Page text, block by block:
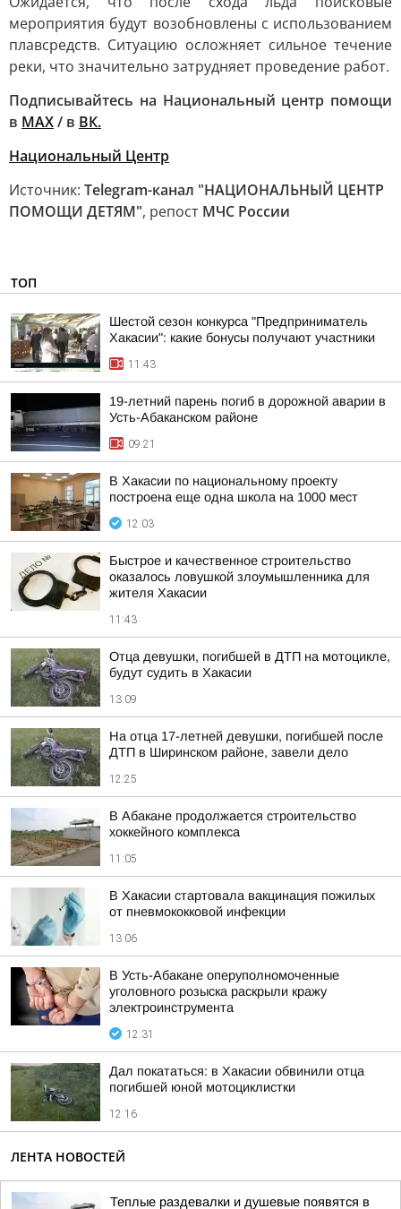
мероприятия будут возобновлены с использованием
плавсредств. Ситуацию осложняет сильное течение
реки, что значительно затрудняет проведение работ.
Подписывайтесь на Национальный центр помощи
в MAX/ в ВК.
Национальный Центр
Источник: Telegram-канал "НАЦИОНАЛЬНЫЙ ЦЕНТР
ПОМОЩИ ДЕТЯМ", репост МЧС России
ТОП
Шестой сезон конкурса "Предприниматель
Хакасии": какие бонусы получают участники
11:43
19-летний парень погиб в дорожной аварии в
Усть-Абаканском районе
09:21
В Хакасии по национальному проекту
построена еще одна школа на 1000 мест
12:03
Быстрое и качественное строительство
оказалось ловушкой злоумышленника для
жителя Хакасии
11:43
Отца девушки, погибшей в ДТП на мотоцикле,
будут судить в Хакасии
13:09
На отца 17-летней девушки, погибшей после
ДТП в Ширинском районе, завели дело
12:25
В Абакане продолжается строительство
хоккейного комплекса
11:05
В Хакасии стартовала вакцинация пожилых
от пневмококковой инфекции
13:06
В Усть-Абакане оперуполномоченные
уголовного розыска раскрыли кражу
электроинструмента
12:31
Дал покататься: в Хакасии обвинили отца
погибшей юной мотоциклистки
12:16
ЛЕНТА НОВОСТЕЙ
Теплые раздевалки и душевые появятся в